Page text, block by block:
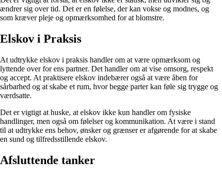
ændrer sig over tid. Det er en følelse, der kan vokse og modnes, og
som kræver pleje og opmærksomhed for at blomstre.
Elskov i Praksis
At udtrykke elskov i praksis handler om at være opmærksom og
lyttende over for ens partner. Det handler om at vise omsorg, respekt
og accept. At praktisere elskov indebærer også at være åben for
sårbarhed og at skabe et rum, hvor begge parter kan føle sig trygge og
værdsatte.
Det er vigtigt at huske, at elskov ikke kun handler om fysiske
handlinger, men også om følelser og kommunikation. At være i stand
til at udtrykke ens behov, ønsker og grænser er afgørende for at skabe
en sund og tilfredsstillende elskov.
Afsluttende tanker